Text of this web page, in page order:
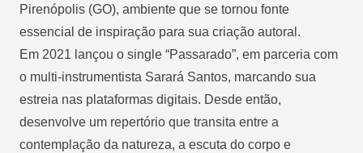
Pirenópolis (GO), ambiente que se tornou fonte
essencial de inspiração para sua criação autoral.
Em 2021 lançou o single “Passarado”, em parceria com
o multi-instrumentista Sarará Santos, marcando sua
estreia nas plataformas digitais. Desde então,
desenvolve um repertório que transita entre a
contemplação da natureza, a escuta do corpo e